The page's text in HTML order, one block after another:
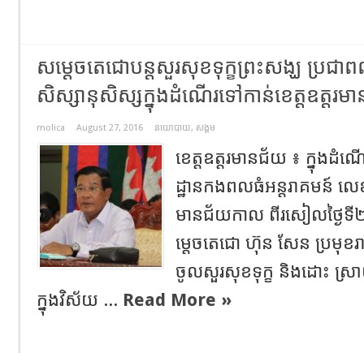
សម្តេចតេជោបន្តសួរសុខទុក្ខព្រះសង្ឃ ប្រជា
សិស្សានុសិស្សក្នុងដំណើរទៅកាន់ខេត្តឧត្តរម
molica August 27, 2016 នយោបាយ, សង្គម
ខេត្តឧត្តរមានជ័យ ៖ ក្នុងដំណ
ដ្ឋានកងពលធំអន្តរាគមន៍ លេ
មានជ័យកាល ពីរសៀលថ្ងៃ
ម្តេចតេជោ ហ៊ុន សែន ប្រមុខរ
ចូលសួរសុខទុក្ខ និងដោះ ស្រ
ក្នុងវិស័យ ... Read More »